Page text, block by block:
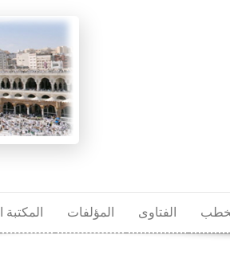
الفتاوى المؤلفات المكتبة